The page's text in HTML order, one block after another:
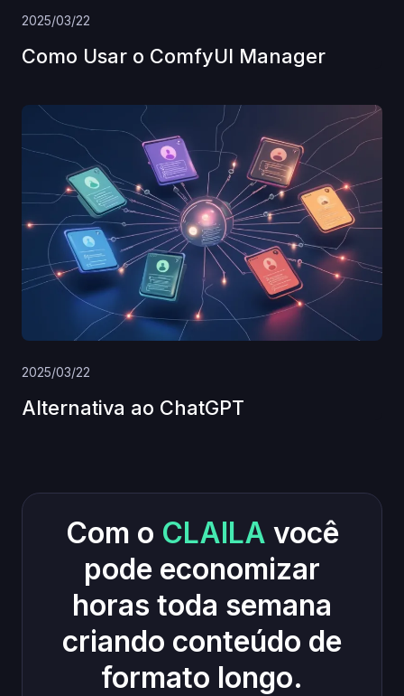
2025/03/22
Como Usar o ComfyUI Manager
2025/03/22
Alternativa ao ChatGPT
Com o CLAILA você
pode economizar
horas toda semana
criando conteúdo de
formato longo.